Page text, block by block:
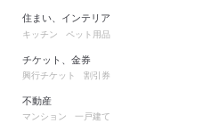
住まい、インテリア
キッチン ペット用品
チケット、金券
興行チケット 割引券
不動産
マンション 一戸建て